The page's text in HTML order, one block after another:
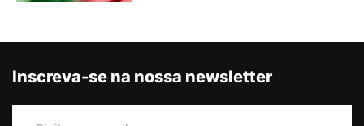
Inscreva-se na nossa newsletter